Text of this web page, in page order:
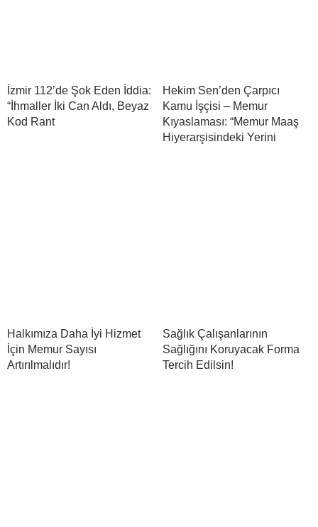
İzmir 112’de Şok Eden İddia:
“İhmaller İki Can Aldı, Beyaz
Kod Rant
Hekim Sen’den Çarpıcı
Kamu İşçisi – Memur
Kıyaslaması: “Memur Maaş
Hiyerarşisindeki Yerini
Halkımıza Daha İyi Hizmet
İçin Memur Sayısı
Artırılmalıdır!
Sağlık Çalışanlarının
Sağlığını Koruyacak Forma
Tercih Edilsin!